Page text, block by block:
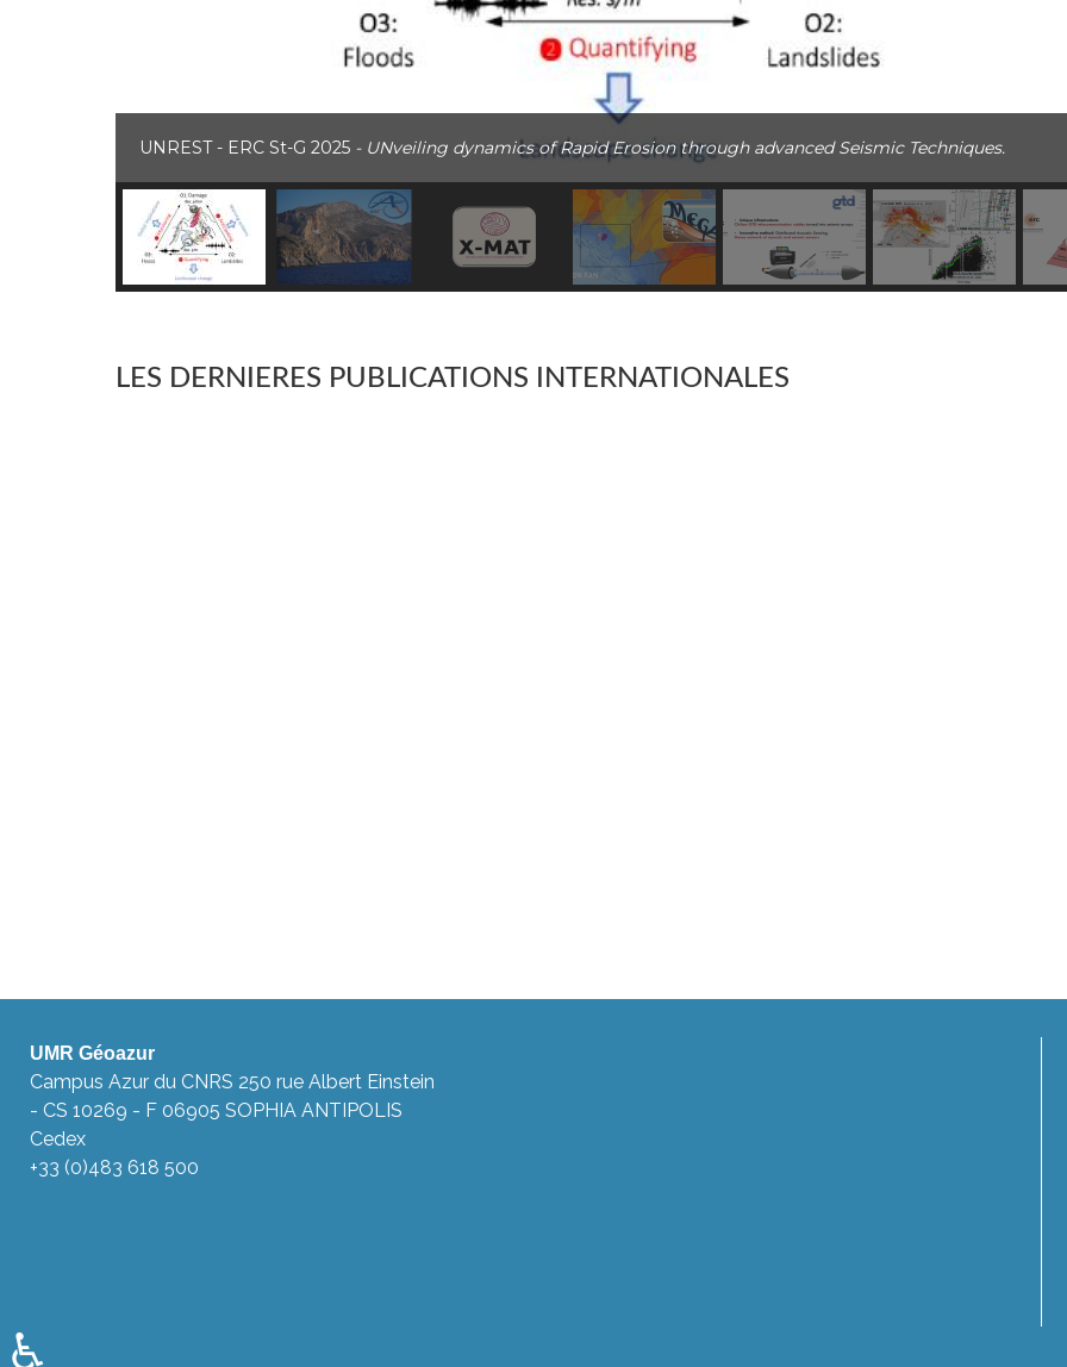
UNREST - ERC St-G 2025 - UNveiling dynamics of Rapid Erosion through advanced Seismic Techniques.
LES DERNIERES PUBLICATIONS INTERNATIONALES
UMR Géoazur
Campus Azur du CNRS 250 rue Albert Einstein
- CS 10269 - F 06905 SOPHIA ANTIPOLIS
Cedex
+33 (0)483 618 500